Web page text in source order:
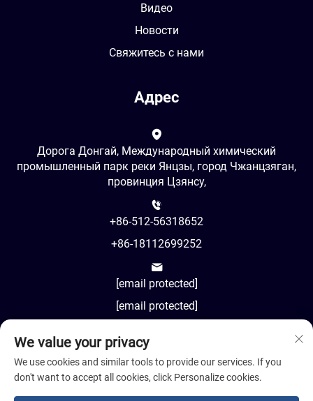
Видео
Новости
Свяжитесь с нами
Адрес
Дорога Донгай, Международный химический
промышленный парк реки Янцзы, город Чжанцзяган,
провинция Цзянсу,
+86-512-56318652
+86-18112699252
[email protected]
[email protected]
AM8:00-PM18:00
We value your privacy
We use cookies and similar tools to provide our services. If you
don't want to accept all cookies, click Personalize cookies.